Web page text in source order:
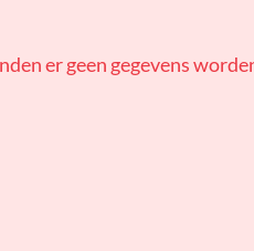
er geen gegevens